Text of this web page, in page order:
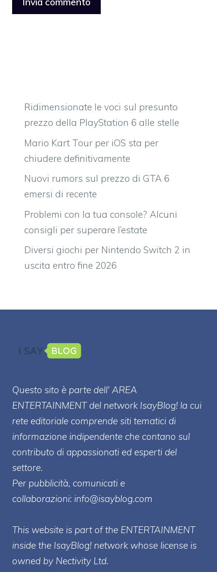
Ridimensionate le voci sul presunto
prezzo della PlayStation 6 alle stelle
Mario Kart Tour per iOS sta per
chiudere definitivamente
Nuovi rumors sul prezzo di GTA 6
emersi di recente
Problemi con la tua console? Alcuni
consigli per superare l’estate
Diversi giochi per Nintendo Switch 2 in
uscita entro fine 2026
Questo sito è parte dell' AREA
ENTERTAINMENT del network IsayBlog! la cui
rete editoriale comprende siti tematici di
informazione indipendente che contano sul
contributo di appassionati ed esperti del
settore.
Per pubblicità, comunicati e
collaborazioni: info@isayblog.com
This website is part of the ENTERTAINMENT
inside the IsayBlog! network whose license is
owned by Nectivity Ltd.